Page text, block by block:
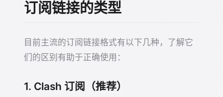
订阅链接的类型
目前主流的订阅链接格式有以下几种，了解它
们的区别有助于正确使用：
1. Clash 订阅（推荐）